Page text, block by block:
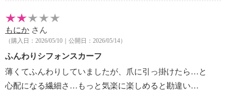
もにか さん
（購入日：2026/05/10｜公開日：2026/05/14）
ふんわりシフォンスカーフ
薄くてふんわりしていましたが、爪に引っ掛けたら…と
心配になる繊細さ…もっと気楽に楽しめると勘違い…